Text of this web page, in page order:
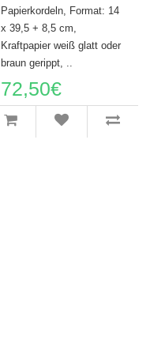
Papierkordeln, Format: 14
x 39,5 + 8,5 cm,
Kraftpapier weiß glatt oder
braun gerippt, ..
72,50€